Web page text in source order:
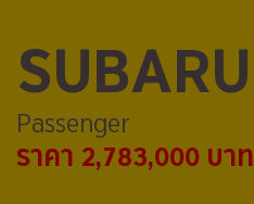
SUBARU
Passenger
ราคา 2,783,000 บาท